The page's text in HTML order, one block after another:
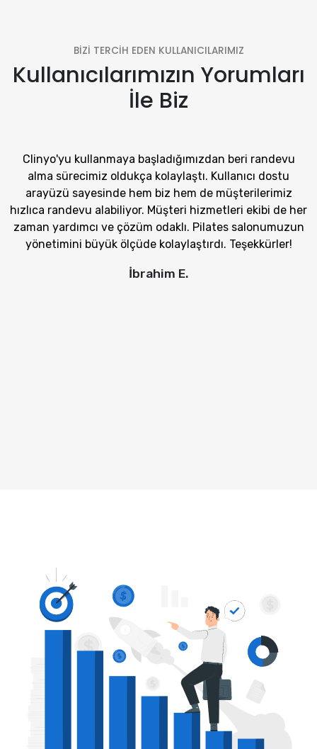
BİZİ TERCİH EDEN KULLANICILARIMIZ
Kullanıcılarımızın Yorumları
İle Biz
Clinyo'yu kullanmaya başladığımızdan beri randevu
alma sürecimiz oldukça kolaylaştı. Kullanıcı dostu
arayüzü sayesinde hem biz hem de müşterilerimiz
hızlıca randevu alabiliyor. Müşteri hizmetleri ekibi de her
zaman yardımcı ve çözüm odaklı. Pilates salonumuzun
yönetimini büyük ölçüde kolaylaştırdı. Teşekkürler!
İbrahim E.